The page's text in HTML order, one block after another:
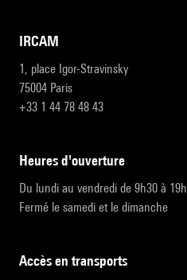
IRCAM
1, place Igor-Stravinsky
75004 Paris
+33 1 44 78 48 43
heures d'ouverture
Du lundi au vendredi de 9h30 à 19h
Fermé le samedi et le dimanche
accès en transports